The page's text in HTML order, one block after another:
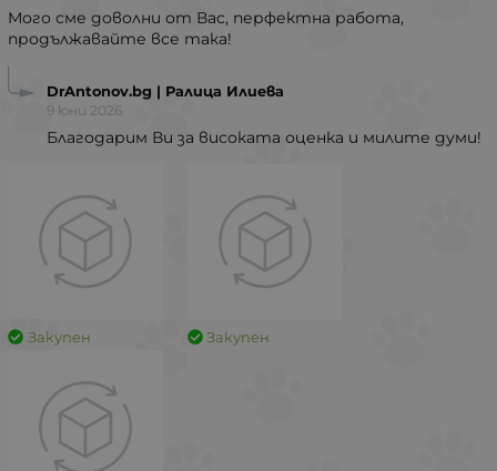
Мого сме доволни от Вас, перфектна работа,
продължавайте все така!
DrAntonov.bg | Ралица Илиева
9 юни 2026
Благодарим Ви за високата оценка и милите думи!
Закупен Закупен